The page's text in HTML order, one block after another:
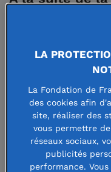
le
aider les
LA
La Fondation de
des cookies afin
site, réaliser des
vous permettre
réseaux sociaux,
publicités
performance.